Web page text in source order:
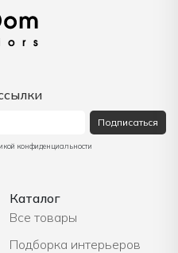
Каталог
Все товары
Подборка интерьеров
Подписаться
конфиденциальности